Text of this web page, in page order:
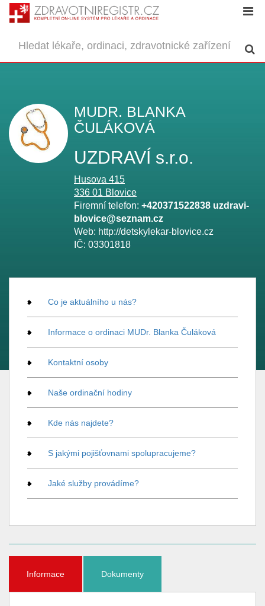
MUDR. BLANKA
ČULÁKOVÁ
UZDRAVÍ s.r.o.
Husova 415
336 01 Blovice
Firemní telefon: +420371522838 uzdravi-
blovice@seznam.cz
Web: http://detskylekar-blovice.cz
IČ: 03301818
Co je aktuálního u nás?
Informace o ordinaci MUDr. Blanka Čuláková
Kontaktní osoby
Naše ordinační hodiny
Kde nás najdete?
S jakými pojišťovnami spolupracujeme?
Jaké služby provádíme?
Informace Dokumenty